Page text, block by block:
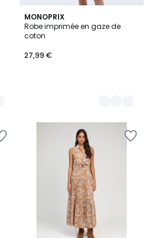
MONOPRIX
Robe imprimée en gaze de
coton
27,99 €
2
Couleurs